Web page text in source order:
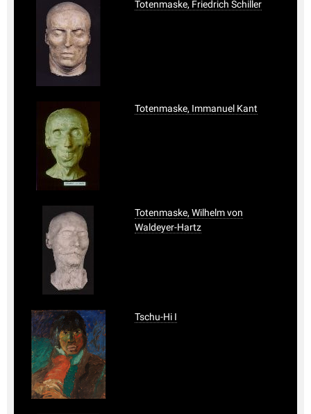
Totenmaske, Friedrich Schiller
Totenmaske, Immanuel Kant
Totenmaske, Wilhelm von
Waldeyer-Hartz
Tschu-Hi I